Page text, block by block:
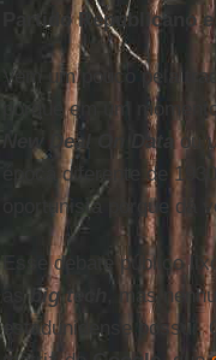
Partido Republicano
Vem um pouco pela
porque em um
New
Deal Data ou
época diferente de
oportunista porque
Esse debate público
asbig tech
, mas
estadunidense possui.